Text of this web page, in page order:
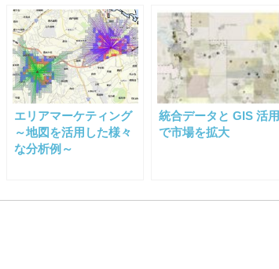
エリアマーケティング
～地図を活用した様々
な分析例～
統合データと GIS 活用
で市場を拡大